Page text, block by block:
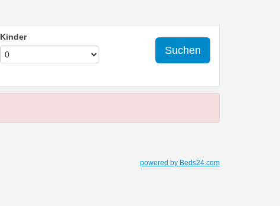
Kinder
Suchen
powered by Beds24.com